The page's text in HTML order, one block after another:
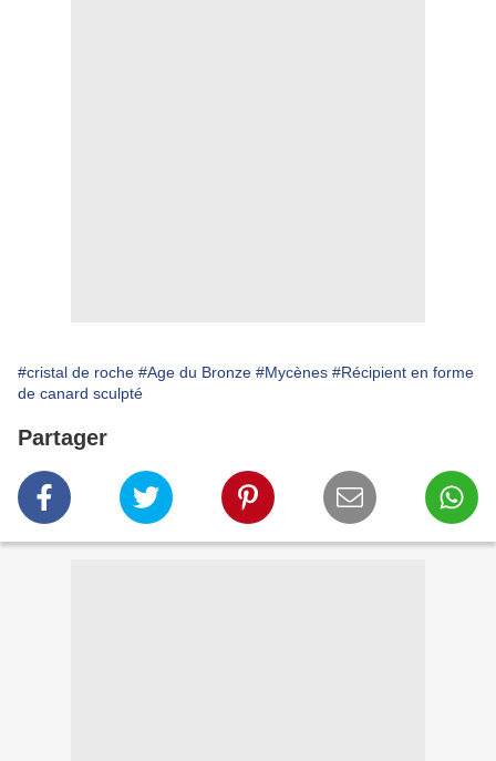
#cristal de roche #Age du Bronze #Mycènes #Récipient en forme
de canard sculpté
Partager